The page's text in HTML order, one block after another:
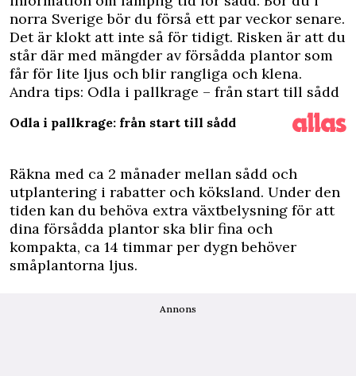
norra Sverige bör du förså ett par veckor senare.
Det är klokt att inte så för tidigt. Risken är att du
står där med mängder av försådda plantor som
får för lite ljus och blir rangliga och klena.
Andra tips: Odla i pallkrage – från start till sådd
Odla i pallkrage: från start till sådd
Räkna med ca 2 månader mellan sådd och
utplantering i rabatter och köksland. Under den
tiden kan du behöva extra växtbelysning för att
dina försådda plantor ska blir fina och
kompakta, ca 14 timmar per dygn behöver
småplantorna ljus.
Annons